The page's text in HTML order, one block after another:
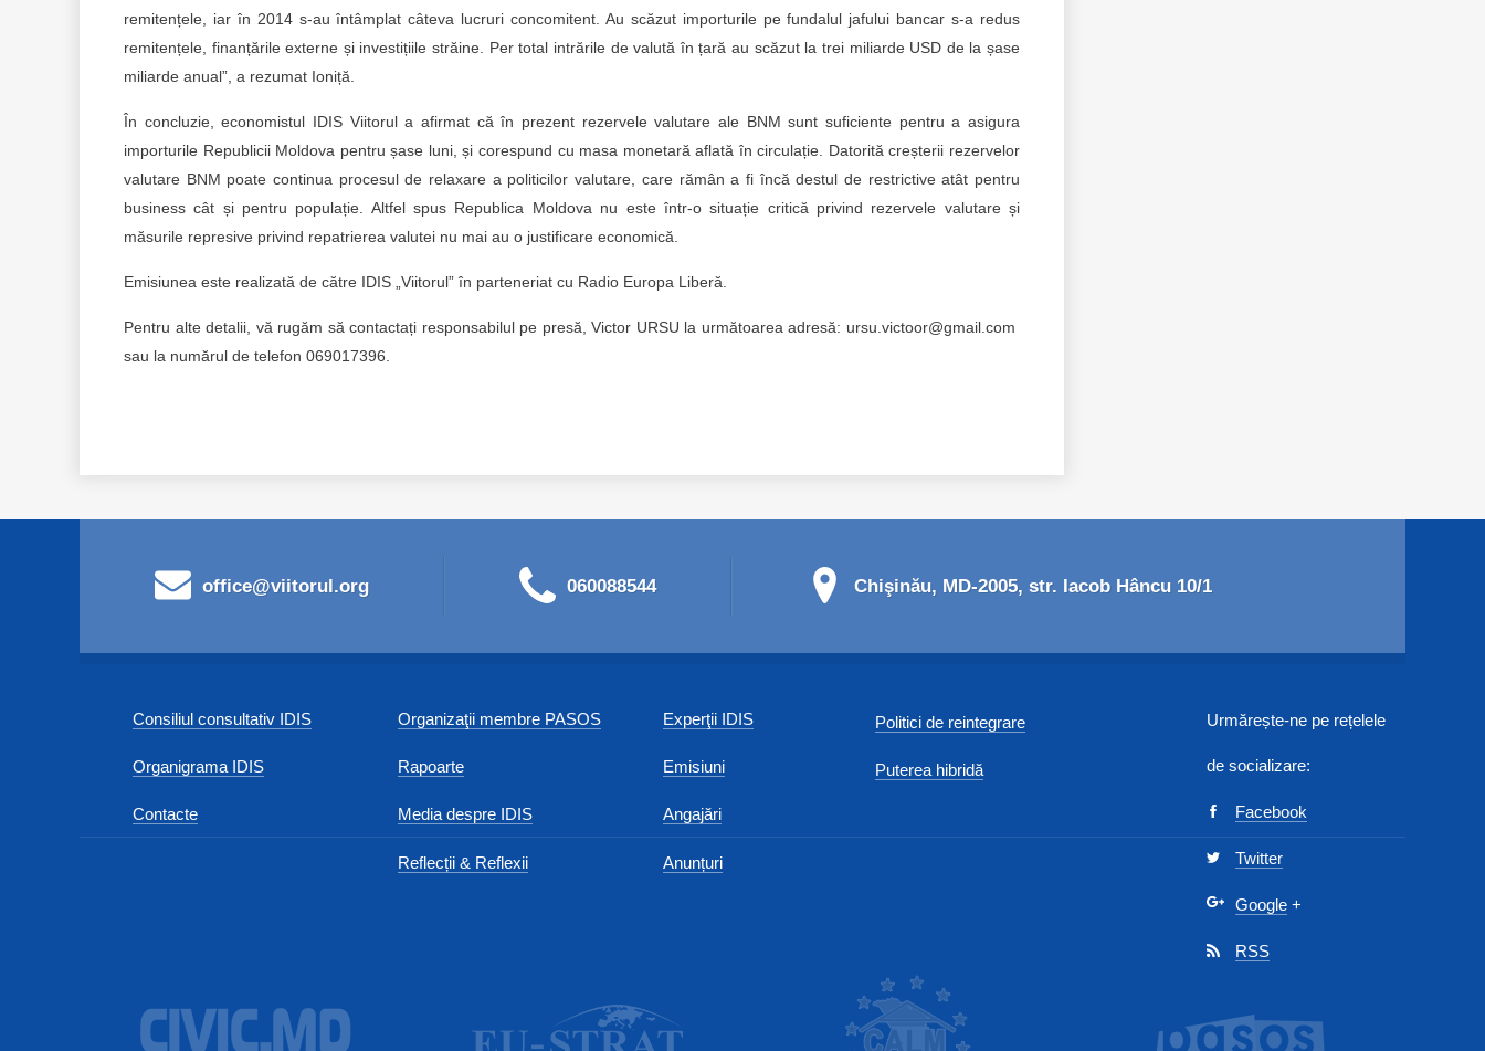
remitențele, iar în 2014 s-au întâmplat câteva lucruri concomitent. Au scăzut importurile pe fundalul jafului bancar s-a redus
remitențele, finanțările externe și investițiile străine. Per total intrările de valută în țară au scăzut la trei miliarde USD de la șase
miliarde anual”, a rezumat Ioniță.
În concluzie, economistul IDIS Viitorul a afirmat că în prezent rezervele valutare ale BNM sunt suficiente pentru a asigura
importurile Republicii Moldova pentru șase luni, și corespund cu masa monetară aflată în circulație. Datorită creșterii rezervelor
valutare BNM poate continua procesul de relaxare a politicilor valutare, care rămân a fi încă destul de restrictive atât pentru
business cât și pentru populație. Altfel spus Republica Moldova nu este într-o situație critică privind rezervele valutare și
măsurile represive privind repatrierea valutei nu mai au o justificare economică.
Emisiunea este realizată de către IDIS „Viitorul” în parteneriat cu Radio Europa Liberă.
Pentru alte detalii, vă rugăm să contactați responsabilul pe presă, Victor URSU la următoarea adresă: ursu.victoor@gmail.com
sau la numărul de telefon 069017396.
office@viitorul.org 060088544 Chişinău, MD-2005, str. Iacob Hâncu 10/1
Consiliul consultativ IDIS
Organigrama IDIS
Contacte
Organizaţii membre PASOS
Rapoarte
Media despre IDIS
Reflecții & Reflexii
Experţii IDIS
Emisiuni
Angajări
Anunțuri
Politici de reintegrare
Puterea hibridă
Urmărește-ne pe rețelele
de socializare:
Facebook
Twitter
Google +
RSS